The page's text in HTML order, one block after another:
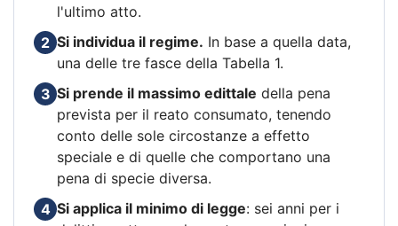
l'ultimo atto.
2 Si individua il regime. In base a quella data,
una delle tre fasce della Tabella 1.
3 Si prende il massimo edittale della pena
prevista per il reato consumato, tenendo
conto delle sole circostanze a effetto
speciale e di quelle che comportano una
pena di specie diversa.
4 Si applica il minimo di legge: sei anni per i